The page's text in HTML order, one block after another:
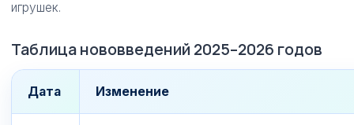
игрушек.
Таблица нововведений 2025–2026 годов
Дата Изменение